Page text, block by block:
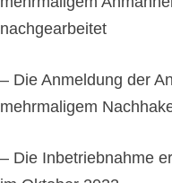
nachgearbeitet
– Die Anmeldung der
mehrmaligem
– Die Inbetriebnahme